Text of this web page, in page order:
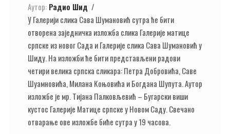
Аутор: Радио Шид
У Галерији слика Сава Шумановић сутра ће бити
отворена заједничка изложба слика Галерије матице
српске из новог Сада и Галерије слика Сава Шумановић у
Шиду. На изложби ће бити представљени радови
четири велика српска сликара: Петра Добровића, Саве
Шуамновића, Милана Коњовића и Богдана Шупута. Аутор
изложбе је мр. Тијана Палковљевић – Бугарски виши
кустос Галерије Матице српске у Новом Саду. Свечано
отварање ове изложбе биће сутра у 19 часова.